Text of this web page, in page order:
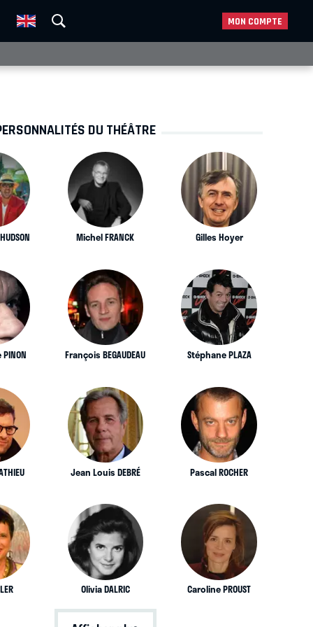
MON COMPTE
DU THÉÂTRE
Michel FRANCK Gilles Hoyer
François BEGAUDEAU Stéphane PLAZA
Jean Louis DEBRÉ Pascal ROCHER
Olivia DALRIC Caroline PROUST